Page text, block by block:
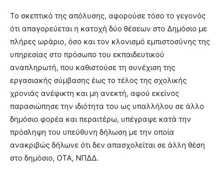
Το σκεπτικό της απόλυσης, αφορούσε τόσο το γεγονός
ότι απαγορεύεται η κατοχή δύο θέσεων στο Δημόσιο με
πλήρες ωράριο, όσο και τον κλονισμό εμπιστοσύνης της
υπηρεσίας στο πρόσωπο του εκπαιδευτικού
αναπληρωτή, που καθιστούσε τη συνέχιση της
εργασιακής σύμβασης έως το τέλος της σχολικής
χρονιάς ανέφικτη και μη ανεκτή, αφού εκείνος
παρασιώπησε την ιδιότητα του ως υπαλλήλου σε άλλο
δημόσιο φορέα και περαιτέρω, υπέγραψε κατά την
πρόσληψη του υπεύθυνη δήλωση με την οποία
ανακριβώς δήλωνε ότι δεν απασχολείται σε άλλη θέση
στο δημόσιο, ΟΤΑ, ΝΠΔΔ.